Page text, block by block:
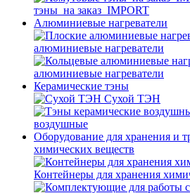
тэны_на заказ_IMPORT
Алюминиевые нагреватели
алюминиевые нагреватели
алюминиевые нагреватели
Керамические тэны
Сухой ТЭН
воздушные
Оборудование для хранения и
химических веществ
Контейнеры для хранения